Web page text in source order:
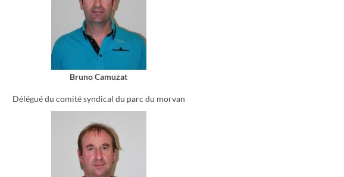
Bruno Camuzat
Délégué du comité syndical du parc du morvan